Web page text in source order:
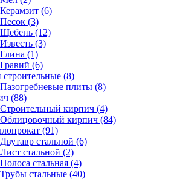
Керамзит (6)
Песок (3)
Щебень (12)
Известь (3)
Глина (1)
Гравий (6)
строительные (8)
Пазогребневые плиты (8)
(88)
Строительный кирпич (4)
Облицовочный кирпич (84)
(91)
Двутавр стальной (6)
Лист стальной (2)
Полоса стальная (4)
Трубы стальные (40)